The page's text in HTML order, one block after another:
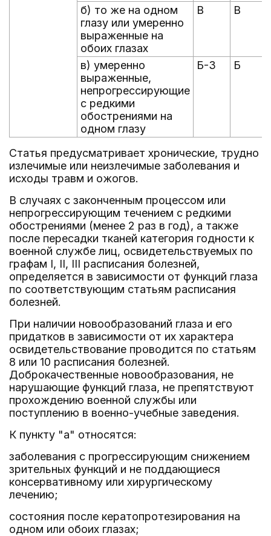
б) то же на одном
глазу или умеренно
выраженные на
обоих глазах
В В
в) умеренно
выраженные,
непрогрессирующие
с редкими
обострениями на
одном глазу
Б-3 Б
Статья предусматривает хронические, трудно
излечимые или неизлечимые заболевания и
исходы травм и ожогов.
В случаях с законченным процессом или
непрогрессирующим течением с редкими
обострениями (менее 2 раз в год), а также
после пересадки тканей категория годности к
военной службе лиц, освидетельствуемых по
графам I, II, III расписания болезней,
определяется в зависимости от функций глаза
по соответствующим статьям расписания
болезней.
При наличии новообразований глаза и его
придатков в зависимости от их характера
освидетельствование проводится по статьям
8 или 10 расписания болезней.
Доброкачественные новообразования, не
нарушающие функций глаза, не препятствуют
прохождению военной службы или
поступлению в военно-учебные заведения.
К пункту "а" относятся:
заболевания с прогрессирующим снижением
зрительных функций и не поддающиеся
консервативному или хирургическому
лечению;
состояния после кератопротезирования на
одном или обоих глазах;